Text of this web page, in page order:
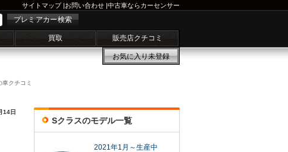
サイトマップ|お問い合わせ |中古車ならカーセンサー
プレミアカー検索
買取 販売店クチコミ
お気に入り未登録
クチコミ
14日
Sクラスのモデル一覧
2021年1月～生産中